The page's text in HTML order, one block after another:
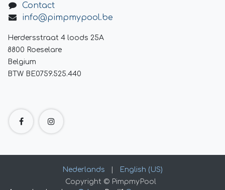
Contact
info@pimpmypool.be
Herdersstraat 4 loods 25A
8800 Roeselare
Belgium
BTW BE0759.525.440
Copyright © PimpmyPool
Nederlands English (US)